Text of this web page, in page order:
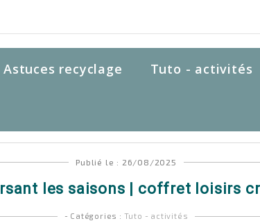
Astuces recyclage Tuto - activités
Publié le : 26/08/2025
les saisons | coffret loisirs
- Catégories : Tuto - activités